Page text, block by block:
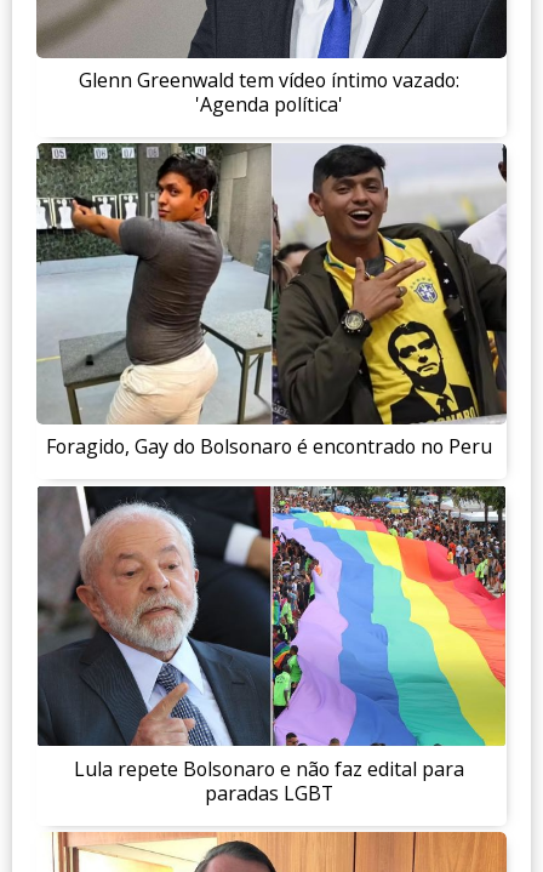
Glenn Greenwald tem vídeo íntimo vazado:
'Agenda política'
Foragido, Gay do Bolsonaro é encontrado no Peru
Lula repete Bolsonaro e não faz edital para
paradas LGBT